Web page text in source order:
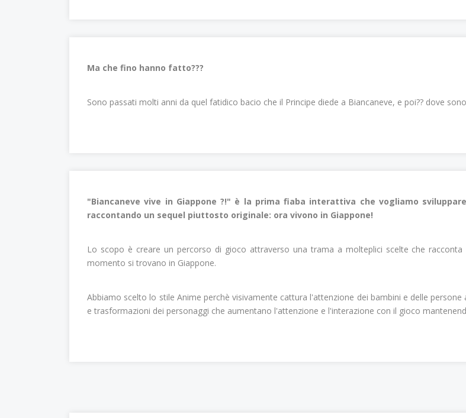
Ma che fino hanno fatto???
Sono passati molti anni da quel fatidico bacio che il Principe diede a Biancaneve, e poi?? dove
"Biancaneve vive in Giappone ?!" è la prima fiaba interattiva che vogliamo
raccontando un sequel piuttosto originale: ora vivono in Giappone!
Lo scopo è creare un percorso di gioco attraverso una trama a molteplici scelte che
momento si trovano in Giappone.
Abbiamo scelto lo stile Anime perchè visivamente cattura l'attenzione dei bambini e delle
e trasformazioni dei personaggi che aumentano l'attenzione e l'interazione con il gioco